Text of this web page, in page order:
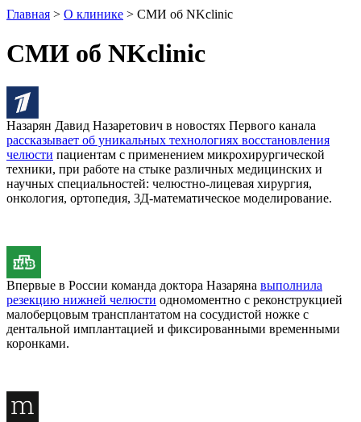
Главная > О клинике > СМИ об NKclinic
СМИ об NKclinic
Назарян Давид Назаретович в новостях Первого канала
рассказывает об уникальных технологиях восстановления
челюсти пациентам с применением микрохирургической
техники, при работе на стыке различных медицинских и
научных специальностей: челюстно-лицевая хирургия,
онкология, ортопедия, 3Д-математическое моделирование.
Впервые в России команда доктора Назаряна выполнила
резекцию нижней челюсти одномоментно с реконструкцией
малоберцовым трансплантатом на сосудистой ножке с
дентальной имплантацией и фиксированными временными
коронками.